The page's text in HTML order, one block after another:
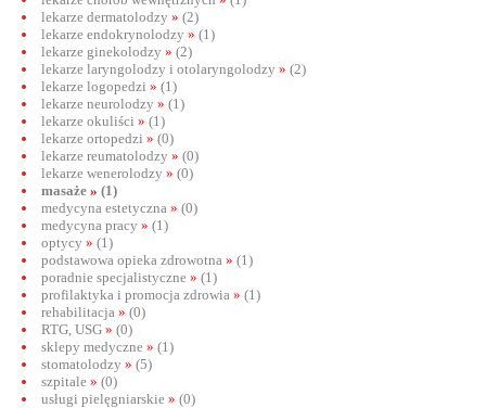
lekarze dermatolodzy » (2)
lekarze endokrynolodzy » (1)
lekarze ginekolodzy » (2)
lekarze laryngolodzy i otolaryngolodzy » (2)
lekarze logopedzi » (1)
lekarze neurolodzy » (1)
lekarze okuliści » (1)
lekarze ortopedzi » (0)
lekarze reumatolodzy » (0)
lekarze wenerolodzy » (0)
masaże » (1)
medycyna estetyczna » (0)
medycyna pracy » (1)
optycy » (1)
podstawowa opieka zdrowotna » (1)
poradnie specjalistyczne » (1)
profilaktyka i promocja zdrowia » (1)
rehabilitacja » (0)
RTG, USG » (0)
sklepy medyczne » (1)
stomatolodzy » (5)
szpitale » (0)
usługi pielęgniarskie » (0)